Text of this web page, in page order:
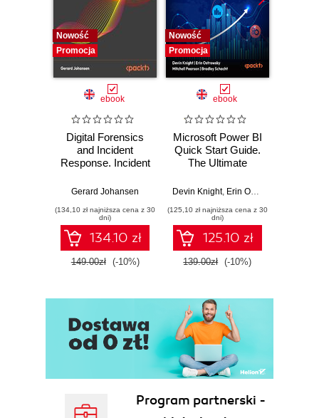
Nowość
Promocja
ebook
Digital Forensics
and Incident
Response. Incident
and techniques for
threat response -
Fourth Edition
Gerard Johansen
(134,10 zł najniższa cena z 30
dni)
134.10 zł
149.00zł (-10%)
Nowość
Promocja
ebook
Microsoft Power BI
Quick Start Guide.
The Ultimate
to Power BI, Data
Tools, and
Microsoft Fabric -
Fourth Edition
Devin Knight, Erin Ostrowsky
(125,10 zł najniższa cena z 30
dni)
125.10 zł
139.00zł (-10%)
Program partnerski -